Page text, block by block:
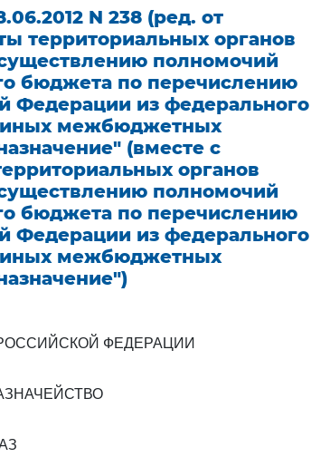
N 238 (ред. от
территориальных органов
полномочий
бюджета по перечислению
Федерации из федерального
иных межбюджетных
(вместе с
органов
полномочий
бюджета по перечислению
Федерации из федерального
иных межбюджетных
ФЕДЕРАЦИИ